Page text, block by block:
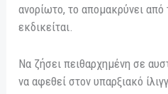
ανορίωτο, το απομακρύνει από
εκδικείται.
Να ζήσει πειθαρχημένη σε
να αφεθεί στον υπαρξιακό